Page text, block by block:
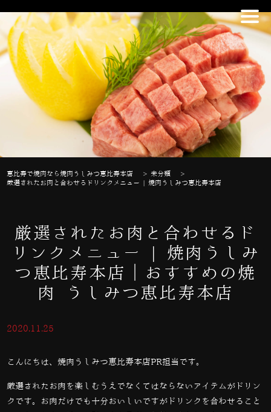
恵比寿で焼肉なら焼肉うしみつ恵比寿本店 >未分類
>
厳選されたお肉と合わせるドリンクメニュー | 焼肉うしみつ恵比寿本店
厳選されたお肉と合わせるド
リンクメニュー | 焼肉うしみ
つ恵比寿本店｜おすすめの焼
肉 うしみつ恵比寿本店
2020.11.25
こんにちは、焼肉うしみつ恵比寿本店PR担当です。
厳選されたお肉を楽しむうえでなくてはならないアイテムがドリン
クです。お肉だけでも十分おいしいですがドリンクを合わせること